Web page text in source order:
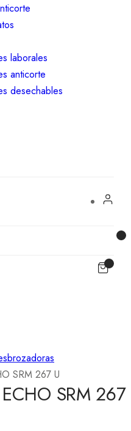
laborales
anticorte
desechables
SRM 267 U
SRM 267